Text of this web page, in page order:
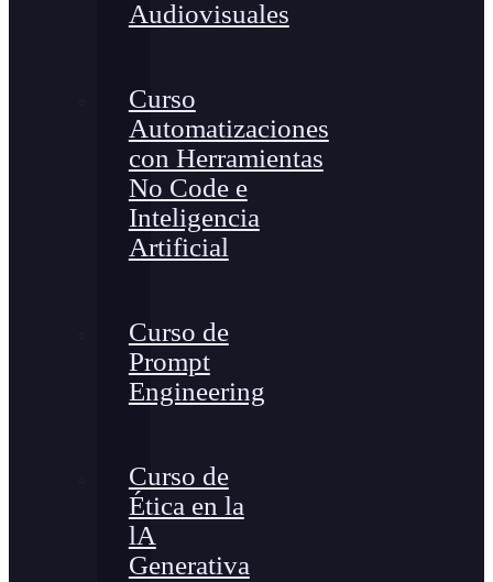
Audiovisuales
Curso
Automatizaciones
con Herramientas
No Code e
Inteligencia
Artificial
Curso de
Prompt
Engineering
Curso de
Ética en la
lA
Generativa